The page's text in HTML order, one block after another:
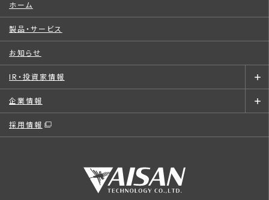
ホーム
製品・サービス
お知らせ
IR・投資家情報
企業情報
採用情報